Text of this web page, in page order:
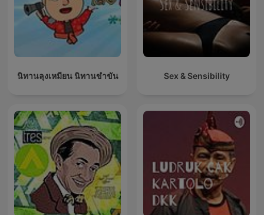
นิทานลุงเหมียน นิทานขำขัน Sex & Sensibility